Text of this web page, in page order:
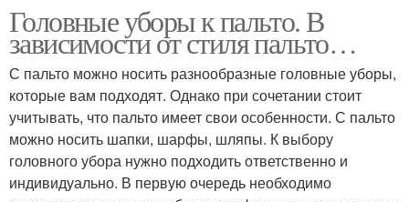
Головные уборы к пальто. В
зависимости от стиля пальто…
С пальто можно носить разнообразные головные уборы,
которые вам подходят. Однако при сочетании стоит
учитывать, что пальто имеет свои особенности. С пальто
можно носить шапки, шарфы, шляпы. К выбору
головного убора нужно подходить ответственно и
индивидуально. В первую очередь необходимо